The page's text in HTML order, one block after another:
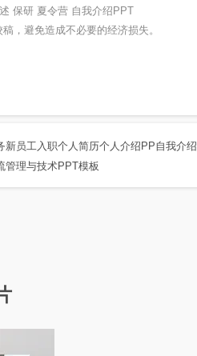
保研 夏令营 自我介绍PPT
，避免造成不必要的经济损失。
新员工入职个人简历个人介绍PP自我介绍
管理与技术PPT模板